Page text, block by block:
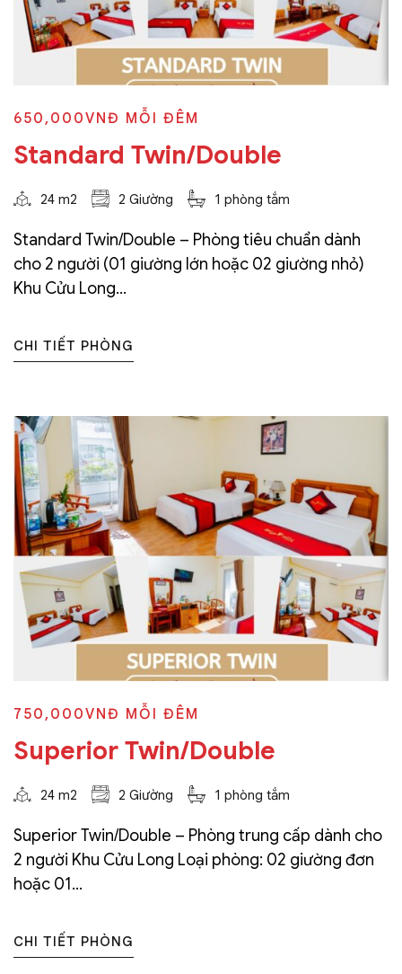
650,000VNĐ MỖI ĐÊM
Standard Twin/Double
24 m2 2 Giường 1 phòng tắm
Standard Twin/Double – Phòng tiêu chuẩn dành
cho 2 người (01 giường lớn hoặc 02 giường nhỏ)
Khu Cửu Long...
CHI TIẾT PHÒNG
750,000VNĐ MỖI ĐÊM
Superior Twin/Double
24 m2 2 Giường 1 phòng tắm
Superior Twin/Double – Phòng trung cấp dành cho
2 người Khu Cửu Long Loại phòng: 02 giường đơn
hoặc 01...
CHI TIẾT PHÒNG